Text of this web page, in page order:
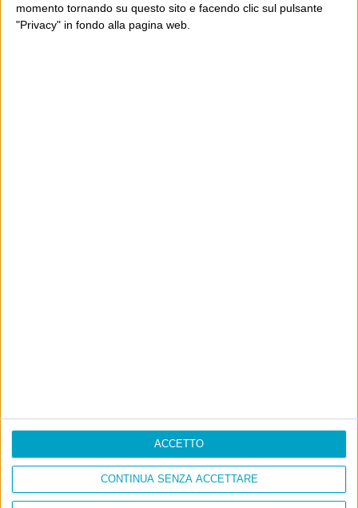
momento tornando su questo sito e facendo clic sul pulsante
"Privacy" in fondo alla pagina web.
CONTINUA SENZA ACCETTARE
ACCETTO